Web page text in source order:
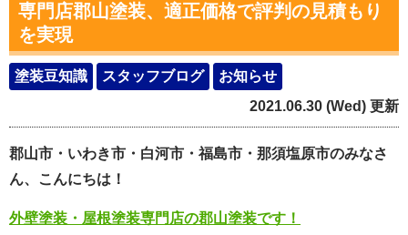
専門店郡山塗装、適正価格で評判の見積もり
を実現
塗装豆知識 スタッフブログ
お知らせ
2021.06.30 (Wed) 更新
郡山市・いわき市・白河市・福島市・那須塩原市のみなさ
ん、こんにちは！
外壁塗装・屋根塗装専門店の郡山塗装です！